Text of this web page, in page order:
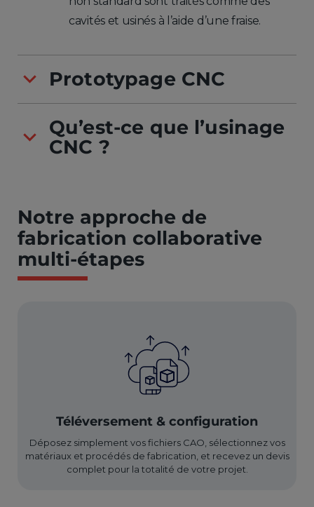
cavités et usinés à l’aide d’une fraise.
Prototypage CNC
Qu’est-ce que l’usinage
CNC ?
Notre approche de
fabrication collaborative
multi-étapes
Téléversement & configuration
Déposez simplement vos fichiers CAO, sélectionnez vos
matériaux et procédés de fabrication, et recevez un devis
complet pour la totalité de votre projet.